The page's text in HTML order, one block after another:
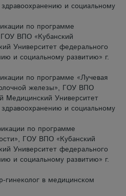
и социальному
по программе
ВПО «Кубанский
Университет федерального
и социальному развитию» г.
по программе «Лучевая
железы», ГОУ ВПО
Медицинский Университет
и социальному
по программе
ГОУ ВПО «Кубанский
Университет федерального
и социальному развитию» г.
в медицинском